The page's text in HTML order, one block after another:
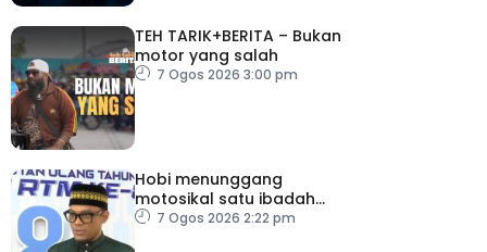
TEH TARIK+BERITA – Bukan
motor yang salah
7 Ogos 2026 3:00 pm
Hobi menunggang
motosikal satu ibadah
sekiranya dilakukan
7 Ogos 2026 2:22 pm